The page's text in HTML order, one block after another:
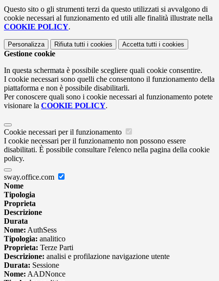
Questo sito o gli strumenti terzi da questo utilizzati si avvalgono di
cookie necessari al funzionamento ed utili alle finalità illustrate nella
COOKIE POLICY.
Personalizza Rifiuta tutti i cookies Accetta tutti i cookies
Gestione cookie
In questa schermata è possibile scegliere quali cookie consentire.
I cookie necessari sono quelli che consentono il funzionamento della
piattaforma e non è possibile disabilitarli.
Per conoscere quali sono i cookie necessari al funzionamento potete
visionare la COOKIE POLICY.
Cookie necessari per il funzionamento
I cookie necessari per il funzionamento non possono essere
disabilitati. È possibile consultare l'elenco nella pagina della cookie
policy.
sway.office.com
Nome
Tipologia
Proprieta
Descrizione
Durata
Nome: AuthSess
Tipologia: analitico
Proprieta: Terze Parti
Descrizione: analisi e profilazione navigazione utente
Durata: Sessione
Nome: AADNonce